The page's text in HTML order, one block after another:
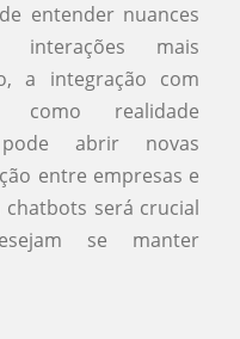
entender nuances
interações mais
a integração com
como realidade
abrir novas
entre empresas e
será crucial
se manter